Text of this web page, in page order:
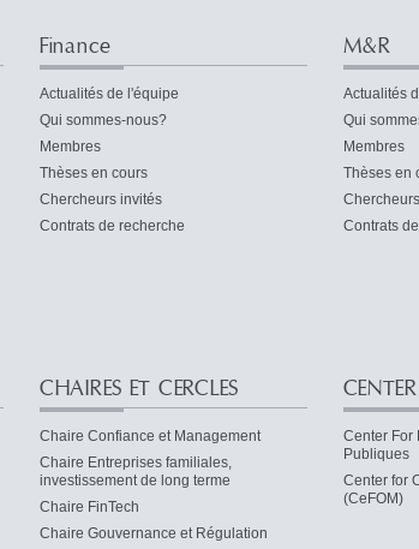
Finance
Actualités de l'équipe
Qui sommes-nous?
Membres
Thèses en cours
Chercheurs invités
Contrats de recherche
M&R
Actualités
Qui
Membres
Thèses en
Contrats
CHAIRES ET CERCLES
Chaire Confiance et Management
Chaire Entreprises familiales,
investissement de long terme
Chaire FinTech
Chaire Gouvernance et Régulation
Center For
Publiques
Center for
(CeFOM)